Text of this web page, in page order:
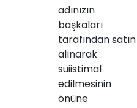
adınızın
başkaları
tarafından satın
alınarak
suiistimal
edilmesinin
önüne